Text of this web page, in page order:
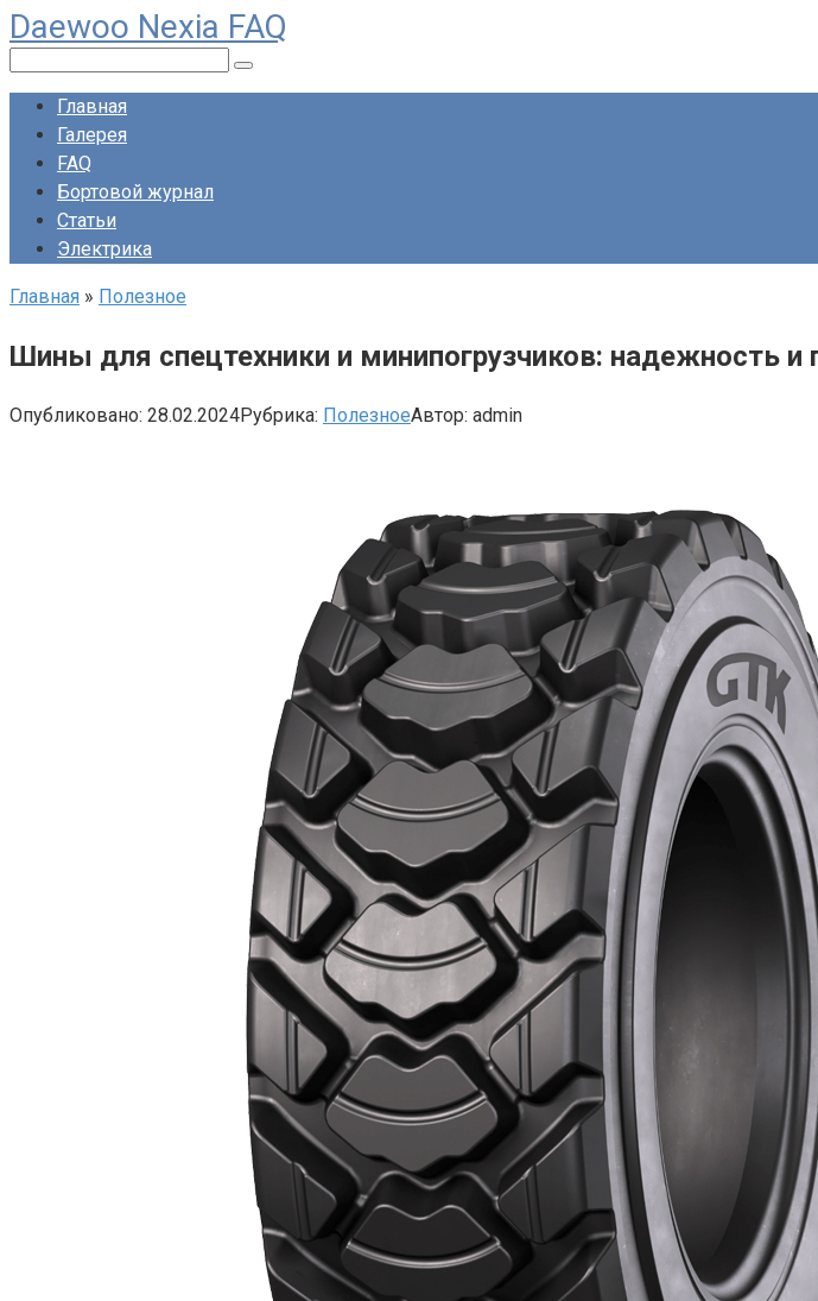
Перейти
к
контенту
Daewoo Nexia FAQ
Главная
Галерея
FAQ
Бортовой журнал
Статьи
Электрика
Главная » Полезное
Шины для спецтехники и минипогрузчиков: надежность и
Опубликовано: 28.02.2024Рубрика: ПолезноеАвтор: admin